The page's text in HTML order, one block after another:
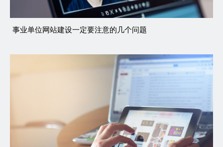
事业单位网站建设一定要注意的几个问题